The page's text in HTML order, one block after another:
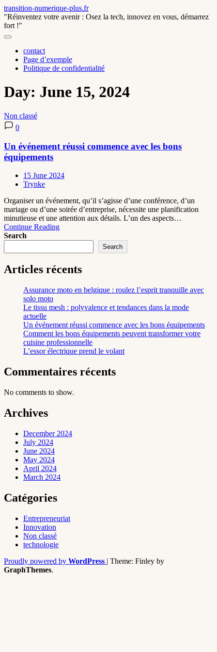
Skip
to
content
transition-numerique-plus.fr
"Réinventez votre avenir : Osez la tech, innovez en vous, démarrez
fort !"
contact
Page d’exemple
Politique de confidentialité
Day: June 15, 2024
Non classé
0
Un événement réussi commence avec les bons
équipements
15 June 2024
Trynke
Organiser un événement, qu’il s’agisse d’une conférence, d’un
mariage ou d’une soirée d’entreprise, nécessite une planification
minutieuse et une attention aux détails. L’un des aspects…
Continue Reading
Search
Search
Articles récents
Assurance moto en belgique : roulez l’esprit tranquille avec
solo moto
Le tissu mesh : polyvalence et tendances dans la mode
actuelle
Un événement réussi commence avec les bons équipements
Comment les bons équipements peuvent transformer votre
cuisine professionnelle
L’essor électrique prend le volant
Commentaires récents
No comments to show.
Archives
December 2024
July 2024
June 2024
May 2024
April 2024
March 2024
Catégories
Entrepreneuriat
Innovation
Non classé
technologie
Proudly powered by WordPress | Theme: Finley by
GraphThemes.